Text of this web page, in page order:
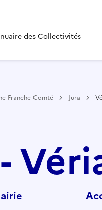
des Collectivités
Franche-Comté Jura